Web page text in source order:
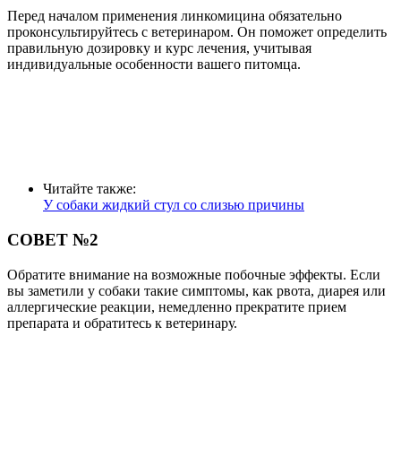
Перед началом применения линкомицина обязательно
проконсультируйтесь с ветеринаром. Он поможет определить
правильную дозировку и курс лечения, учитывая
индивидуальные особенности вашего питомца.
Читайте также:
У собаки жидкий стул со слизью причины
СОВЕТ №2
Обратите внимание на возможные побочные эффекты. Если
вы заметили у собаки такие симптомы, как рвота, диарея или
аллергические реакции, немедленно прекратите прием
препарата и обратитесь к ветеринару.